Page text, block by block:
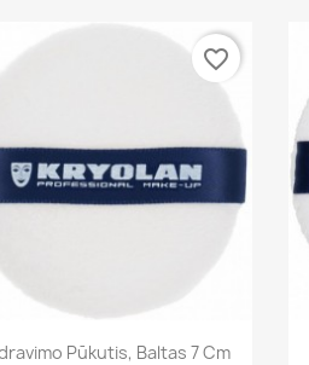
Greita peržiūra
Pūkutis, Baltas 7 Cm
favorite_border